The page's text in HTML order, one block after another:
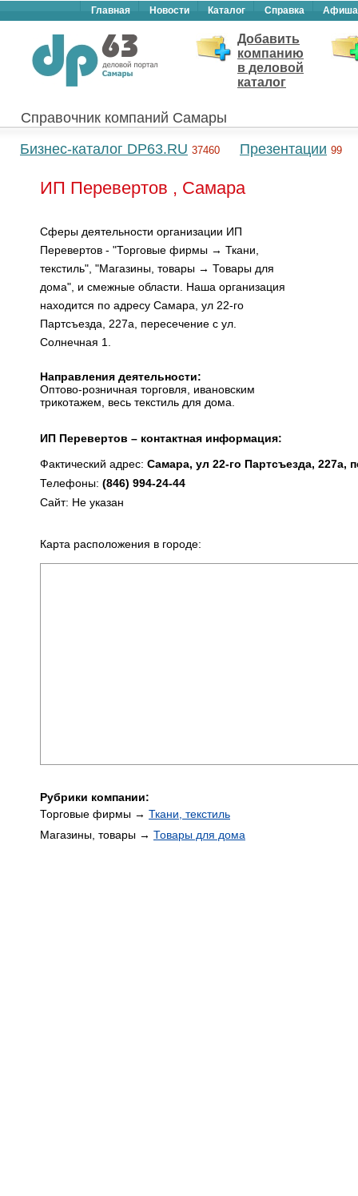
Главная Новости Каталог Справка Афиша
Добавить
компанию
в деловой
каталог
Справочник компаний Самары
Бизнес-каталог DP63.RU 37460 Презентации 99
ИП Перевертов , Самара
Сферы деятельности организации ИП
Перевертов - "Торговые фирмы → Ткани,
текстиль", "Магазины, товары → Товары для
дома", и смежные области. Наша организация
находится по адресу Самара, ул 22-го
Партсъезда, 227а, пересечение с ул.
Солнечная 1.
Направления деятельности:
Оптово-розничная торговля, ивановским
трикотажем, весь текстиль для дома.
ИП Перевертов – контактная информация:
Фактический адрес: Самара, ул 22-го Партсъезда, 227а,
Телефоны: (846) 994-24-44
Сайт: Не указан
Карта расположения в городе:
Рубрики компании:
Торговые фирмы → Ткани, текстиль
Магазины, товары → Товары для дома